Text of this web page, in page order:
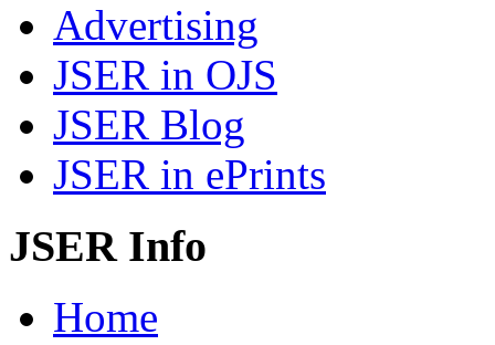
Advertising
JSER in OJS
JSER Blog
JSER in ePrints
JSER Info
Home